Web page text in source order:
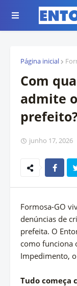
Página inicial
Com
admite
junho 17, 2026
Formosa-GO
denúncias de
prefeita. O
como funciona
Impedimento,
Tudo começa